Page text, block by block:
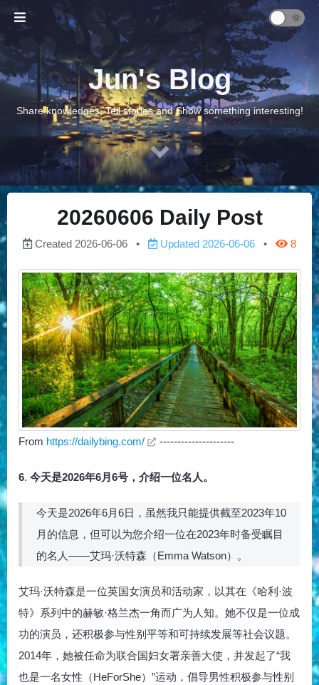
Jun's Blog
Share knowledges, Tell stories and Show something interesting!
20260606 Daily Post
Created 2026-06-06 Updated 2026-06-06 8
From https://dailybing.com/ ---------------------
6. 今天是2026年6月6号，介绍一位名人。
今天是2026年6月6日，虽然我只能提供截至2023年10
月的信息，但可以为您介绍一位在2023年时备受瞩目
的名人——艾玛·沃特森（Emma Watson）。
艾玛·沃特森是一位英国女演员和活动家，以其在《哈利·波
特》系列中的赫敏·格兰杰一角而广为人知。她不仅是一位成
功的演员，还积极参与性别平等和可持续发展等社会议题。
2014年，她被任命为联合国妇女署亲善大使，并发起了“我
也是一名女性（HeForShe）”运动，倡导男性积极参与性别